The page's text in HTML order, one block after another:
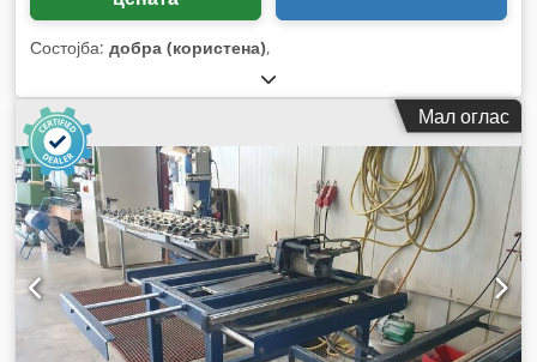
Состојба: добра (користена),
Мал оглас